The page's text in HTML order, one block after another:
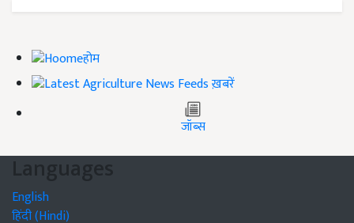
होम
ख़बरें
जॉब्स
Languages
English
हिंदी (Hindi)